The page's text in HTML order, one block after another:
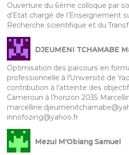
Ouverture du 6ème colloque par
d’Etat chargé de l’Enseignement
Recherche scientifique et du
DJEUMENI TCHAMABE
Optimisation des parcours en
professionnelle à l’Université de
contribution à l’atteinte des
Cameroun à l’horizon 2035
innofozing@yahoo.fr
Mezui M'Obiang Samuel